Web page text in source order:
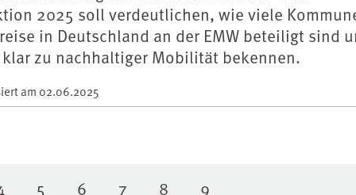
2025 soll verdeutlichen, wie viele
in Deutschland an der EMW beteiligt sind
zu nachhaltiger Mobilität bekennen.
am 02.06.2025
5 6 7 8 9